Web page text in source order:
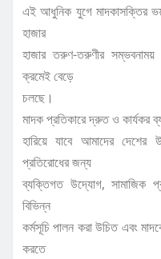
এই আধুনিক যুগে মাদকাসক্তির
হাজার
হাজার তরুণ-তরুণীর
ক্রমেই বেড়ে
চলছে।
মাদক প্রতিকারে দ্রুত ও কার্যকর
হারিয়ে যাবে আমাদের
প্রতিরোধের জন্য
ব্যক্তিগত উদ্যোগ, সামাজিক
বিভিন্ন
কর্মসূচি পালন করা উচিত এবং
করতে